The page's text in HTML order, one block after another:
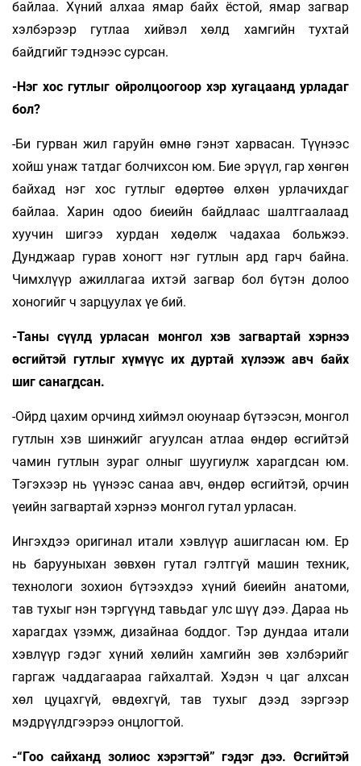
байлаа. Хүний алхаа ямар байх ёстой, ямар загвар
хэлбэрээр гутлаа хийвэл хөлд хамгийн тухтай
байдгийг тэднээс сурсан.
-Нэг хос гутлыг ойролцоогоор хэр хугацаанд урладаг
бол?
-Би гурван жил гаруйн өмнө гэнэт харвасан. Түүнээс
хойш унаж татдаг болчихсон юм. Бие эрүүл, гар хөнгөн
байхад нэг хос гутлыг өдөртөө өлхөн урлачихдаг
байлаа. Харин одоо биеийн байдлаас шалтгаалаад
хуучин шигээ хурдан хөдөлж чадахаа больжээ.
Дунджаар гурав хоногт нэг гутлын ард гарч байна.
Чимхлүүр ажиллагаа ихтэй загвар бол бүтэн долоо
хоногийг ч зарцуулах үе бий.
-Таны сүүлд урласан монгол хэв загвартай хэрнээ
өсгийтэй гутлыг хүмүүс их дуртай хүлээж авч байх
шиг санагдсан.
-Ойрд цахим орчинд хиймэл оюунаар бүтээсэн, монгол
гутлын хэв шинжийг агуулсан атлаа өндөр өсгийтэй
чамин гутлын зураг олныг шуугиулж харагдсан юм.
Тэгэхээр нь үүнээс санаа авч, өндөр өсгийтэй, орчин
үеийн загвартай хэрнээ монгол гутал урласан.
Ингэхдээ оригинал итали хэвлүүр ашигласан юм. Ер
нь барууныхан зөвхөн гутал гэлтгүй машин техник,
технологи зохион бүтээхдээ хүний биеийн анатоми,
тав тухыг нэн тэргүүнд тавьдаг улс шүү дээ. Дараа нь
харагдах үзэмж, дизайнаа боддог. Тэр дундаа итали
хэвлүүр гэдэг хүний хөлийн хамгийн зөв хэлбэрийг
гаргаж чаддагаараа гайхалтай. Хэдэн ч цаг алхсан
хөл цуцахгүй, өвдөхгүй, тав тухыг дээд зэргээр
мэдрүүлдгээрээ онцлогтой.
-“Гоо сайханд золиос хэрэгтэй” гэдэг дээ. Өсгийтэй